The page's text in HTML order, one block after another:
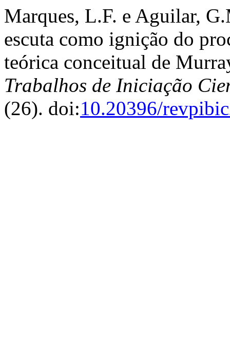
Marques, L.F. e Aguilar,
escuta como ignição do
teórica conceitual de
Trabalhos de Iniciação
(26). doi:10.20396/